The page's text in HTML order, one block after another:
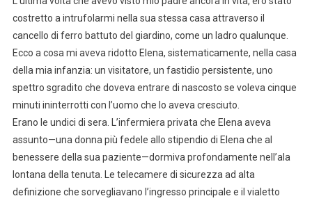
costretto a intrufolarmi nella sua stessa casa attraverso il
cancello di ferro battuto del giardino, come un ladro qualunque.
Ecco a cosa mi aveva ridotto Elena, sistematicamente, nella casa
della mia infanzia: un visitatore, un fastidio persistente, uno
spettro sgradito che doveva entrare di nascosto se voleva cinque
minuti ininterrotti con l’uomo che lo aveva cresciuto.
Erano le undici di sera. L’infermiera privata che Elena aveva
assunto—una donna più fedele allo stipendio di Elena che al
benessere della sua paziente—dormiva profondamente nell’ala
lontana della tenuta. Le telecamere di sicurezza ad alta
definizione che sorvegliavano l’ingresso principale e il vialetto